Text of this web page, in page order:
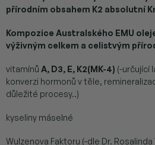
přírodním obsahem K2 absolutní
Kompozice Australského EMU
výživným celkem a celistvým
vitamínů A, D3, E, K2(MK-4) (-určující
konverzi hormonů v těle,
důležité procesy..)
kyseliny máselné
Wulzenova Faktoru (-dle Dr.